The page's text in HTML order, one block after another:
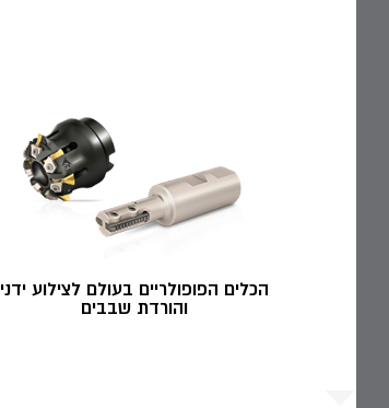
הכלים הפופולריים בעולם לצילוע ידני
והורדת שבבים